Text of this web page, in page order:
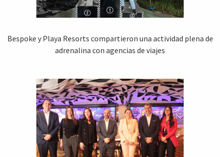
Bespoke y Playa Resorts compartieron una actividad plena de
adrenalina con agencias de viajes